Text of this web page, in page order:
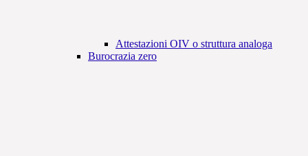
Attestazioni OIV o struttura analoga
Burocrazia zero